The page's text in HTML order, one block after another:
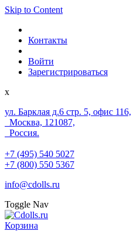
Skip to Content
Контакты
Войти
Зарегистрироваться
x
ул. Барклая д.6 стр. 5, офис 116,
Москва, 121087,
Россия.
+7 (495) 540 5027
+7 (800) 550 5367
info@cdolls.ru
Toggle Nav
Корзина